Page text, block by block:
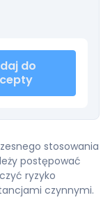
do
stosowania
postępować
ryzyko
czynnymi.